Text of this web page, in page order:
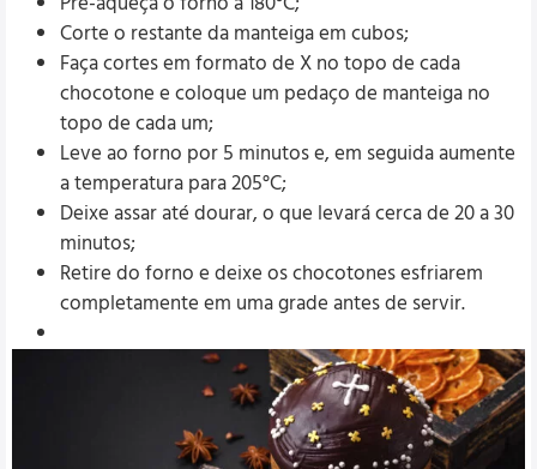
Corte o restante da manteiga em cubos;
Faça cortes em formato de X no topo de cada
chocotone e coloque um pedaço de manteiga no
topo de cada um;
Leve ao forno por 5 minutos e, em seguida aumente
a temperatura para 205°C;
Deixe assar até dourar, o que levará cerca de 20 a 30
minutos;
Retire do forno e deixe os chocotones esfriarem
completamente em uma grade antes de servir.